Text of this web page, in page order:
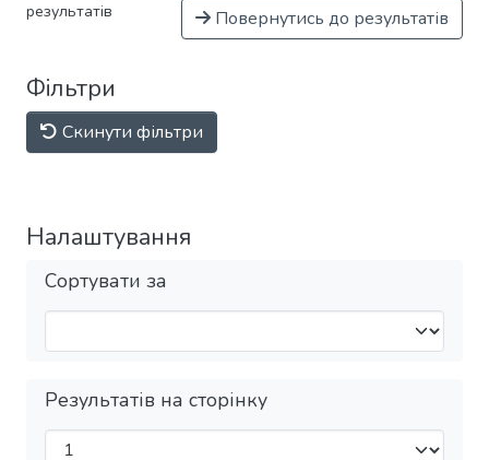
результатів Повернутись до результатів
Фільтри
Скинути фільтри
Налаштування
Сортувати за
Результатів на сторінку